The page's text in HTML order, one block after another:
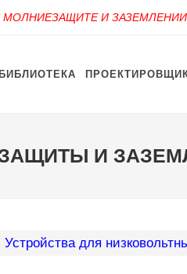
МОЛНИЕЗАЩИТЕ И ЗАЗЕМЛЕНИИ
БИБЛИОТЕКА
И
Устройства для